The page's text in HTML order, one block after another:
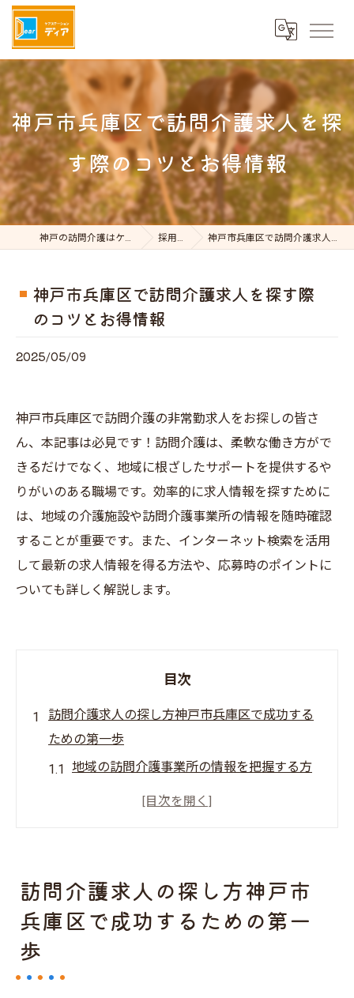
神戸市兵庫区で訪問介護求人を探
す際のコツとお得情報
神戸の訪問介護はケアステーションDear 採用ブログ 神戸市兵庫区で訪問介護求人を探す際のコツとお得情報
神戸市兵庫区で訪問介護求人を探す際
のコツとお得情報
2025/05/09
神戸市兵庫区で訪問介護の非常勤求人をお探しの皆さ
ん、本記事は必見です！訪問介護は、柔軟な働き方がで
きるだけでなく、地域に根ざしたサポートを提供するや
りがいのある職場です。効率的に求人情報を探すために
は、地域の介護施設や訪問介護事業所の情報を随時確認
することが重要です。また、インターネット検索を活用
して最新の求人情報を得る方法や、応募時のポイントに
ついても詳しく解説します。
目次
訪問介護求人の探し方神戸市兵庫区で成功する
ための第一歩
地域の訪問介護事業所の情報を把握する方
入手法
求人サイトの選び方と効果的な利用法
神戸市兵庫区の訪問介護求人情報を効果的に収
訪問介護求人の探し方神戸市
兵庫区で成功するための第一
歩